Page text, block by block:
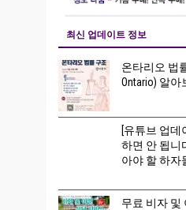
최신 업데이트 정보
온타리오 법
Ontario) 알아
[유튜브 업데
하면 안 됩니
아야 할 하자
무료 비자 및